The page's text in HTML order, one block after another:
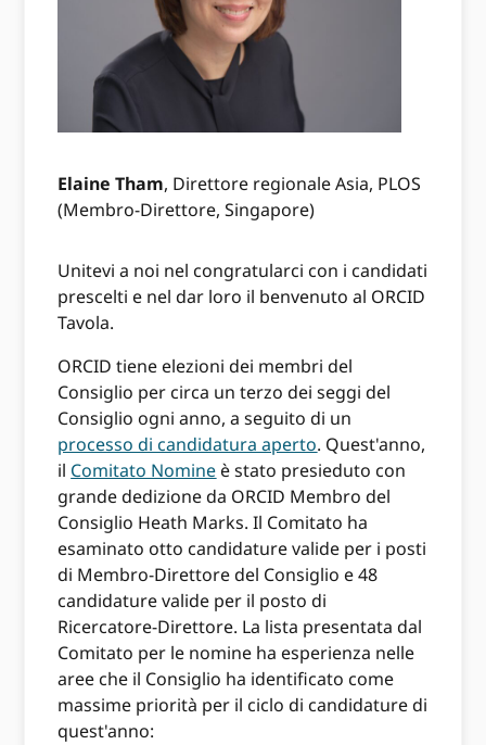
Elaine Tham, Direttore regionale Asia, PLOS
(Membro-Direttore, Singapore)
Unitevi a noi nel congratularci con i candidati
prescelti e nel dar loro il benvenuto al ORCID
Tavola.
ORCID tiene elezioni dei membri del
Consiglio per circa un terzo dei seggi del
Consiglio ogni anno, a seguito di un
processo di candidatura aperto. Quest'anno,
il Comitato Nomine è stato presieduto con
grande dedizione da ORCID Membro del
Consiglio Heath Marks. Il Comitato ha
esaminato otto candidature valide per i posti
di Membro-Direttore del Consiglio e 48
candidature valide per il posto di
Ricercatore-Direttore. La lista presentata dal
Comitato per le nomine ha esperienza nelle
aree che il Consiglio ha identificato come
massime priorità per il ciclo di candidature di
quest'anno: